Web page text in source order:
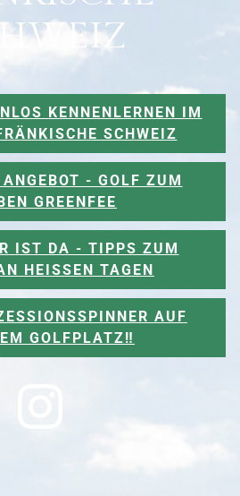
KENNENLERNEN IM
SCHWEIZ
- GOLF ZUM
GREENFEE
IST DA - TIPPS ZUM
HEISSEN TAGEN
AUF
GOLFPLATZ‼️